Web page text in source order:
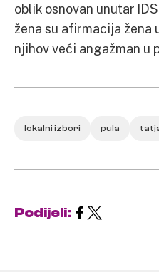
oblik osnovan unutar
žena su afirmacija
njihov veći angažman u
lokalni izbori pula
Podijeli: